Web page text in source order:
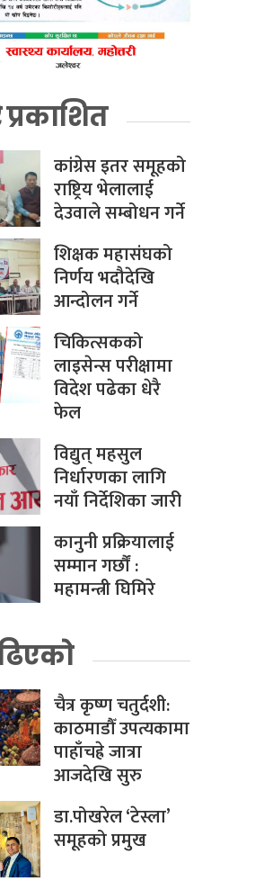
कांग्रेस इतर समूहको
राष्ट्रिय भेलालाई
देउवाले सम्बोधन गर्ने
शिक्षक महासंघको
निर्णय भदौदेखि
आन्दोलन गर्ने
चिकित्सकको
लाइसेन्स परीक्षामा
विदेश पढेका धेरै
फेल
विद्युत् महसुल
निर्धारणका लागि
नयाँ निर्देशिका जारी
कानुनी प्रक्रियालाई
सम्मान गर्छौं :
महामन्त्री घिमिरे
चैत्र कृष्ण चतुर्दशी:
काठमाडौँ उपत्यकामा
पाहाँचह्रे जात्रा
आजदेखि सुरु
डा.पोखरेल ‘टेस्ला’
समूहको प्रमुख